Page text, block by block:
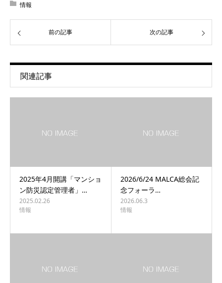
情報
前の記事 次の記事
関連記事
2025年4月開講「マンショ
ン防災認定管理者」…
2025.02.26
情報
2026/6/24 MALCA総会記
念フォーラ…
2026.06.3
情報